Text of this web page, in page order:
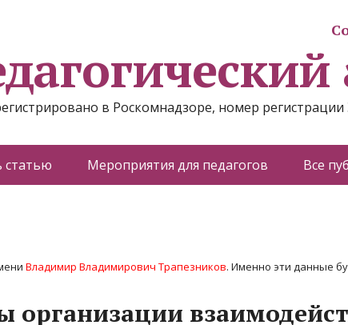
в Роскомнадзоре, номер
статью Мероприятия для педагогов Все
Владимир Владимирович Трапезников. Именно эти данные
организации